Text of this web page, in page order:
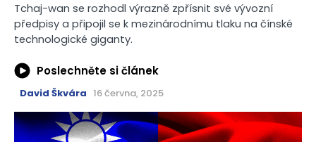
Tchaj-wan se rozhodl výrazně zpřísnit své vývozní
předpisy a připojil se k mezinárodnímu tlaku na čínské
technologické giganty.
Poslechněte si článek
David Škvára 16 června, 2025